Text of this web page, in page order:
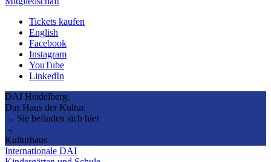
Tickets kaufen
English
Facebook
Instagram
YouTube
LinkedIn
DAI Heidelberg.
Das Haus der Kultur.
→ Sie befinden sich hier
→
Kulturhaus
Internationale DAI